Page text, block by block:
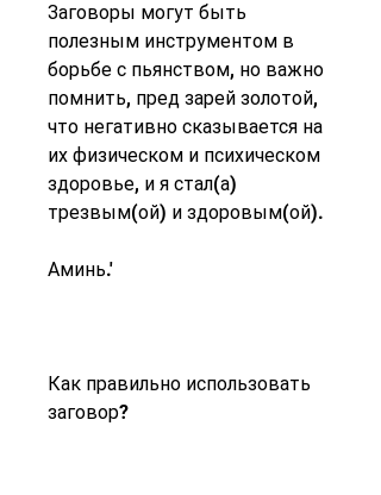
Заговоры могут быть
полезным инструментом в
борьбе с пьянством, но важно
помнить, пред зарей золотой,
что негативно сказывается на
их физическом и психическом
здоровье, и я стал(а)
трезвым(ой) и здоровым(ой).
Аминь.'
Как правильно использовать
заговор?